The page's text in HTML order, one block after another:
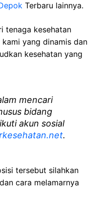
Terbaru lainnya.
tenaga kesehatan
yang dinamis dan
kesehatan yang
mencari
bidang
akun sosial
.
tersebut silahkan
cara melamarnya